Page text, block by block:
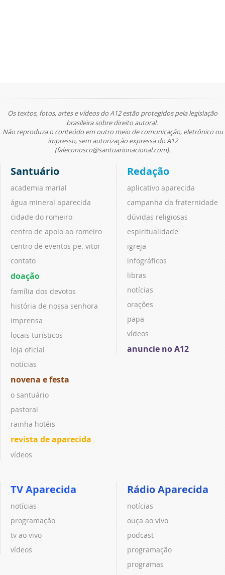
Os textos, fotos, artes e vídeos do A12 estão protegidos pela legislação
brasileira sobre direito autoral.
Não reproduza o conteúdo em outro meio de comunicação, eletrônico ou
impresso, sem autorização expressa do A12
(faleconosco@santuarionacional.com).
Santuário
academia marial
água mineral aparecida
cidade do romeiro
centro de apoio ao romeiro
centro de eventos pe. vitor
contato
doação
família dos devotos
história de nossa senhora
imprensa
locais turísticos
loja oficial
notícias
novena e festa
o santuário
pastoral
rainha hotéis
revista de aparecida
vídeos
Redação
aplicativo aparecida
campanha da fraternidade
dúvidas religiosas
espiritualidade
igreja
infográficos
libras
notícias
orações
papa
vídeos
anuncie no A12
TV Aparecida
notícias
programação
tv ao vivo
vídeos
Rádio Aparecida
notícias
ouça ao vivo
podcast
programação
programas